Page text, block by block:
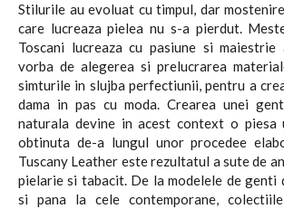
Stilurile au evoluat cu timpul, dar
care lucreaza pielea nu s-a pierdut.
Toscani lucreaza cu pasiune si
vorba de alegerea si prelucrarea
simturile in slujba perfectiunii, pentru a
dama in pas cu moda. Crearea unei
naturala devine in acest context o piesa
obtinuta de-a lungul unor procedee
Tuscany Leather este rezultatul a sute de
pielarie si tabacit. De la modelele de genti
si pana la cele contemporane,